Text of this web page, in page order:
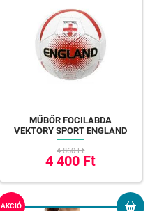
MŰBŐR FOCILABDA
VEKTORY SPORT ENGLAND
4 860 Ft
4 400 Ft
AKCIÓ